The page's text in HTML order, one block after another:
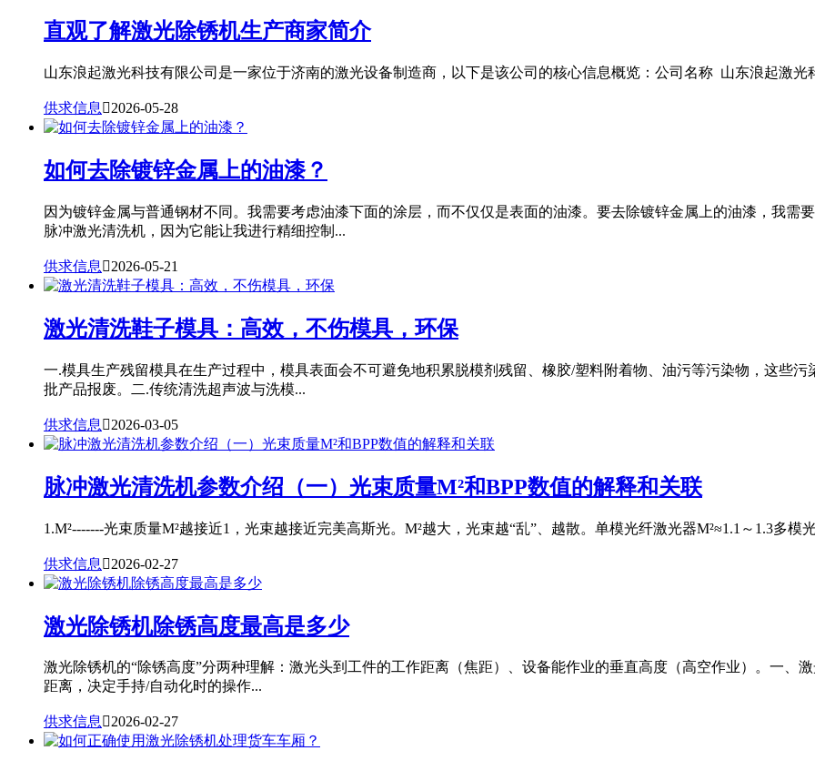
直观了解激光除锈机生产商家简介
山东浪起激光科技有限公司是一家位于济南的激光设备制造商，以下是该公司的核心信息概览：公司名称 山东浪起激
供求信息 2026-05-28
如何去除镀锌金属上的油漆？
因为镀锌金属与普通钢材不同。我需要考虑油漆下面的涂层，而不仅仅是表面的油漆。要去除镀锌金属上的油漆，我需
脉冲激光清洗机，因为它能让我进行精细控制...
供求信息 2026-05-21
激光清洗鞋子模具：高效，不伤模具，环保
一.模具生产残留模具在生产过程中，模具表面会不可避免地积累脱模剂残留、橡胶/塑料附着物、油污等污染物，这些
批产品报废。二.传统清洗超声波与洗模...
供求信息 2026-03-05
脉冲激光清洗机参数介绍（一）光束质量M²和BPP数值的解释和关联
1.M²-------光束质量M²越接近1，光束越接近完美高斯光。M²越大，光束越“乱”、越散。单模光纤激光器M²≈1.1～1.3多模
供求信息 2026-02-27
激光除锈机除锈高度最高是多少
激光除锈机的“除锈高度”分两种理解：激光头到工件的工作距离（焦距）、设备能作业的垂直高度（高空作业）。一、
距离，决定手持/自动化时的操作...
供求信息2026-02-27